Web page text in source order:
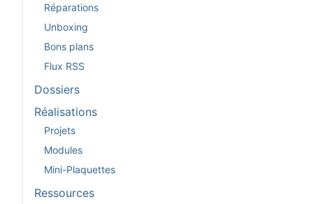
Réparations
Unboxing
Bons plans
Flux RSS
Dossiers
Réalisations
Projets
Modules
Mini-Plaquettes
Ressources